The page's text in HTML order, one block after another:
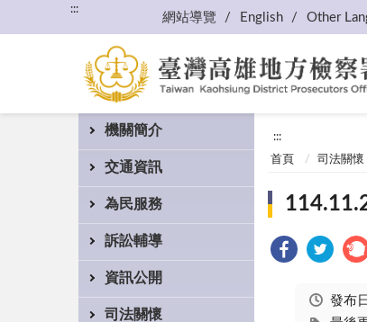
:::
網站導覽 English Other
機關簡介
交通資訊
為民服務
訴訟輔導
資訊公開
司法關懷
:::
首頁 司法關懷
發布